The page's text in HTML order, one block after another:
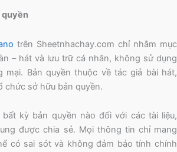
quyền
trên Sheetnhachay.com chỉ nhằm mục
– hát và lưu trữ cá nhân, không sử dụng
mại. Bản quyền thuộc về tác giả bài hát,
chức sở hữu bản quyền.
kỳ bản quyền nào đối với các tài liệu,
được chia sẻ. Mọi thông tin chỉ mang
có sai sót và không đảm bảo tính chính